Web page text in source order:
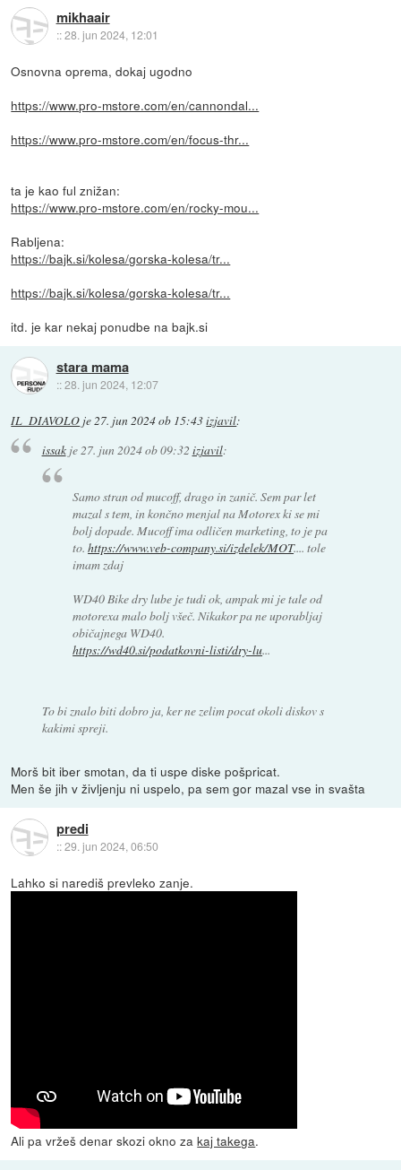
mikhaair
::28. jun 2024, 12:01
Osnovna oprema, dokaj ugodno
https://www.pro-mstore.com/en/cannondal...
https://www.pro-mstore.com/en/focus-thr...
ta je kao ful znižan:
https://www.pro-mstore.com/en/rocky-mou...
Rabljena:
https://bajk.si/kolesa/gorska-kolesa/tr...
https://bajk.si/kolesa/gorska-kolesa/tr...
itd. je kar nekaj ponudbe na bajk.si
stara mama
::28. jun 2024, 12:07
IL_DIAVOLO je 27. jun 2024 ob 15:43izjavil:
issakje27. jun 2024 ob 09:32 izjavil:
Samo stran od mucoff, drago in zanič. Sem par let
mazal s tem, in končno menjal na Motorex ki se mi
bolj dopade. Mucoff ima odličen marketing, to je pa
to.https://www.veb-company.si/izdelek/MOT.... tole
imam zdaj
WD40 Bike dry lube je tudi ok, ampak mi je tale od
motorexa malo bolj všeč. Nikakor pa ne uporabljaj
običajnega WD40.
https://wd40.si/podatkovni-listi/dry-lu...
To bi znalo biti dobro ja, ker ne zelim pocat okoli diskov s
kakimi spreji.
Morš bit iber smotan, da ti uspe diske pošpricat.
Men še jih v življenju ni uspelo, pa sem gor mazal vse in svašta
predi
::29. jun 2024, 06:50
Lahko si narediš prevleko zanje.
Ali pa vržeš denar skozi okno zakaj takega.